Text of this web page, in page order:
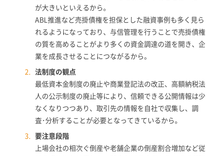
が大きいといえるから。
ABL推進など売掛債権を担保とした融資事例も多く見ら
れるようになっており、与信管理を行うことで売掛債権
の質を高めることがより多くの資金調達の道を開き、企
業を成長させることにつながるから。
法制度の観点
最低資本金制度の廃止や商業登記法の改正、高額納税法
人の公示制度の廃止等により、信頼できる公開情報は少
なくなりつつあり、取引先の情報を自社で収集し、調
査･分析することが必要となってきているから。
要注意段階
上場会社の相次ぐ倒産や老舗企業の倒産割合増加など従